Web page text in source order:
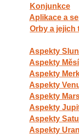
Konjunkce
Aplikace a
Orby a jejich
Aspekty
Aspekty
Aspekty
Aspekty
Aspekty
Aspekty
Aspekty
Aspekty